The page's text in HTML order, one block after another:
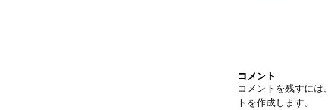
コメント
コメントを残すには、
トを作成します。